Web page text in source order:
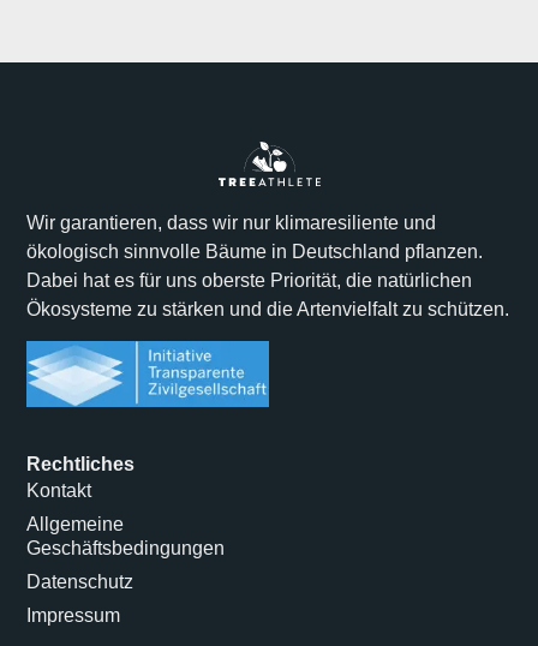
Wir garantieren, dass wir nur klimaresiliente und
ökologisch sinnvolle Bäume in Deutschland pflanzen.
Dabei hat es für uns oberste Priorität, die natürlichen
Ökosysteme zu stärken und die Artenvielfalt zu schützen.
Rechtliches
Kontakt
Allgemeine
Geschäftsbedingungen
Datenschutz
Impressum